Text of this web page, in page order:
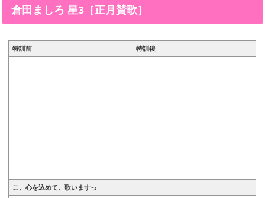
画像と特技と評価のまとめです。白鷺千聖 星4［新しい
と...
倉田ましろ 星3［正月賛歌］
特訓前 特訓後
こ、心を込めて、歌いますっ